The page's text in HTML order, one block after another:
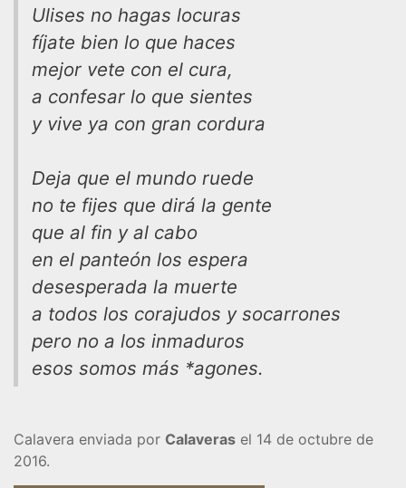
Ulises no hagas locuras
fíjate bien lo que haces
mejor vete con el cura,
a confesar lo que sientes
y vive ya con gran cordura
Deja que el mundo ruede
no te fijes que dirá la gente
que al fin y al cabo
en el panteón los espera
desesperada la muerte
a todos los corajudos y socarrones
pero no a los inmaduros
esos somos más *agones.
Calavera enviada por Calaveras el 14 de octubre de
2016.